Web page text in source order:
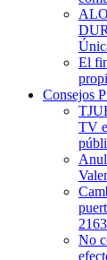
El
Consejos
TV
No